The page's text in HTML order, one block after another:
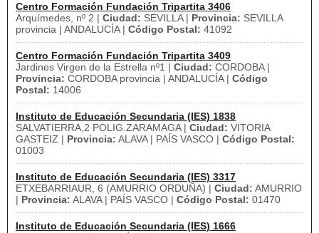
Centro Formación Fundación Tripartita 3406
Arquímedes, nº 2 | Ciudad: SEVILLA | Provincia: SEVILLA
provincia | ANDALUCÍA | Código Postal: 41092
Centro Formación Fundación Tripartita 3409
Jardines Virgen de la Estrella nº1 | Ciudad: CORDOBA |
Provincia: CORDOBA provincia | ANDALUCÍA | Código
Postal: 14006
Instituto de Educación Secundaria (IES) 1838
SALVATIERRA,2 POLIG.ZARAMAGA | Ciudad: VITORIA
GASTEIZ | Provincia: ALAVA | PAÍS VASCO | Código Postal:
01003
Instituto de Educación Secundaria (IES) 3317
ETXEBARRIAUR, 6 (AMURRIO ORDUÑA) | Ciudad: AMURRIO
| Provincia: ALAVA | PAÍS VASCO | Código Postal: 01470
Instituto de Educación Secundaria (IES) 1666